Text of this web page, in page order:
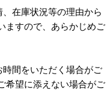
在庫状況等の理由から
ますので、あらかじめご
間をいただく場合がご
希望に添えない場合がご